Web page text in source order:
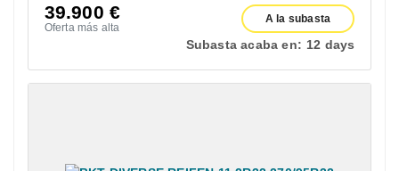
39.900 €
Oferta más alta
A la subasta
Subasta acaba en: 12 days